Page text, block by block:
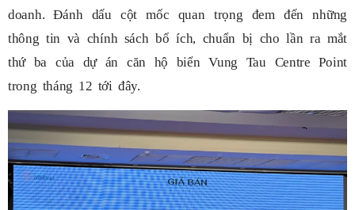
doanh. Đánh dấu cột mốc quan trọng đem đến những
thông tin và chính sách bổ ích, chuẩn bị cho lần ra mắt
thứ ba của dự án căn hộ biển Vung Tau Centre Point
trong tháng 12 tới đây.